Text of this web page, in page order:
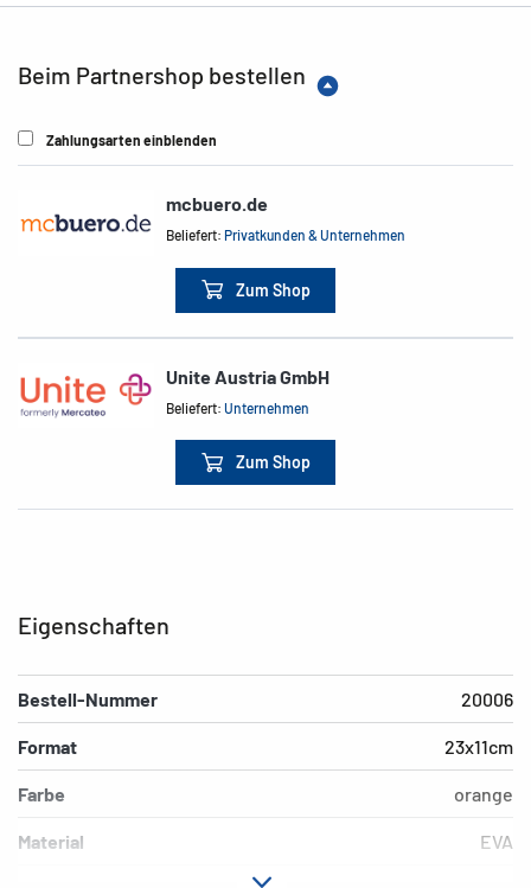
Beim Partnershop bestellen
Zahlungsarten einblenden
mcbuero.de
Beliefert:Privatkunden & Unternehmen
Zum Shop
Unite Austria GmbH
Beliefert:Unternehmen
Zum Shop
Eigenschaften
Bestell-Nummer 20006
Format 23x11cm
Farbe orange
Material EVA